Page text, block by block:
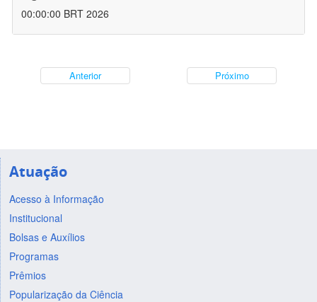
00:00:00 BRT 2026
Anterior Próximo
Atuação
Acesso à Informação
Institucional
Bolsas e Auxílios
Programas
Prêmios
Popularização da Ciência